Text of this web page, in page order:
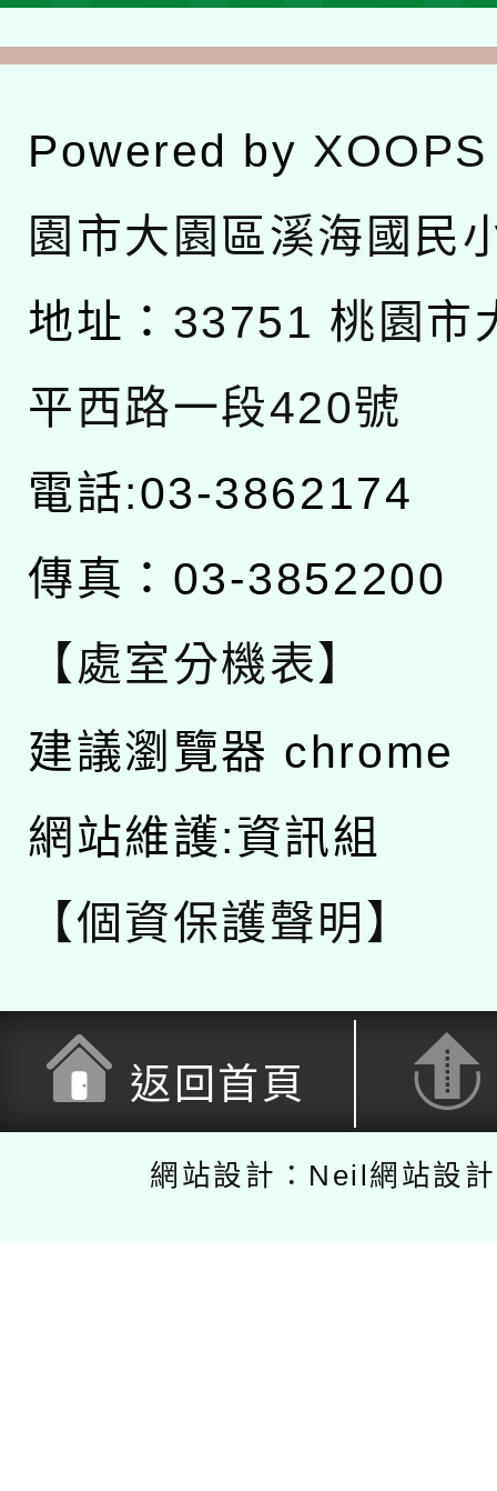
Powered by XOOPS
園市大園區溪海國民
地址： 33751 桃園市
平西路一段420號
電話:03-3862174
傳真：03-3852200
【處室分機表】
建議瀏覽器 chrome
網站維護:資訊組
【個資保護聲明】
返回首頁
網站設計：Neil網站設